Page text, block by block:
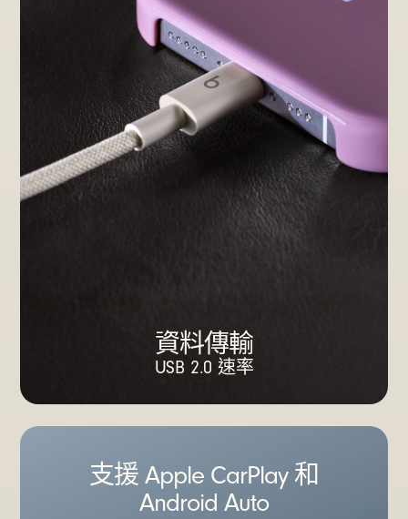
資料傳輸
USB 2.0 速率
支援 Apple CarPlay 和
Android Auto